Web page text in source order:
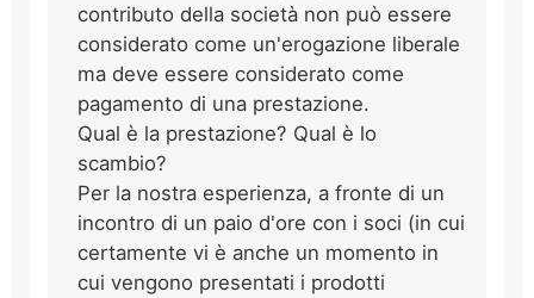
contributo della società non può essere
considerato come un'erogazione liberale
ma deve essere considerato come
pagamento di una prestazione.
Qual è la prestazione? Qual è lo
scambio?
Per la nostra esperienza, a fronte di un
incontro di un paio d'ore con i soci (in cui
certamente vi è anche un momento in
cui vengono presentati i prodotti